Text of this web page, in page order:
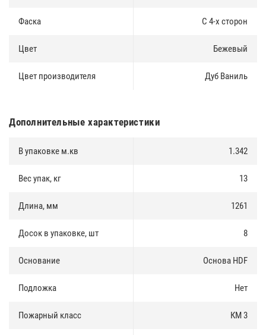
Фаска С 4-х сторон
Цвет Бежевый
Цвет производителя Дуб Ваниль
Дополнительные характеристики
В упаковке м.кв 1.342
Вес упак, кг 13
Длина, мм 1261
Досок в упаковке, шт 8
Основание Основа HDF
Подложка Нет
Пожарный класс КМ 3